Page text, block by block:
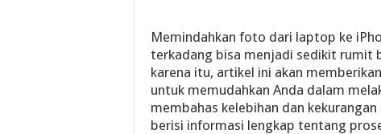
Memindahkan foto dari laptop ke
terkadang bisa menjadi sedikit rumit
karena itu, artikel ini akan
untuk memudahkan Anda dalam
membahas kelebihan dan
berisi informasi lengkap tentang